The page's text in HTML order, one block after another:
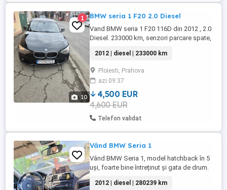
10
1 BMW seria 1 F20 2.0 Diesel
Vand BMW seria 1 F20 116D din 2012 , 2.0
Diesel. 233000 km, senzori parcare spate,
ploaie, geamuri electrice față-spate,
oglinzi încălzire cu reglaj electric, încălzire
in scaune, START-STOP, Keyless entry &
go. 2 chei, proprietar, toate actele in regulă
.ITP ...
2012 | diesel | 233000 km
Ploiesti, Prahova
azi 09:37
4,500 EUR
4,600 EUR
Telefon validat
Vând BMW Seria 1
Vând BMW Seria 1, model hatchback în 5
uși, foarte bine întreținut și gata de drum.
mecanice ascunse. An fabricație: 2012
2012 | diesel | 280239 km